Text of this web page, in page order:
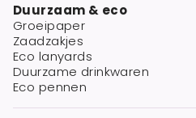
Duurzaam & eco
Groeipaper
Zaadzakjes
Eco lanyards
Duurzame drinkwaren
Eco pennen